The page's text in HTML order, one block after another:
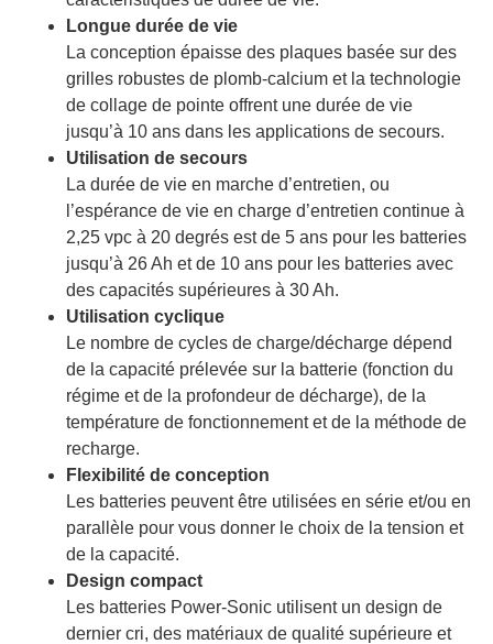
Longue durée de vie
La conception épaisse des plaques basée sur des
grilles robustes de plomb-calcium et la technologie
de collage de pointe offrent une durée de vie
jusqu’à 10 ans dans les applications de secours.
Utilisation de secours
La durée de vie en marche d’entretien, ou
l’espérance de vie en charge d’entretien continue à
2,25 vpc à 20 degrés est de 5 ans pour les batteries
jusqu’à 26 Ah et de 10 ans pour les batteries avec
des capacités supérieures à 30 Ah.
Utilisation cyclique
Le nombre de cycles de charge/décharge dépend
de la capacité prélevée sur la batterie (fonction du
régime et de la profondeur de décharge), de la
température de fonctionnement et de la méthode de
recharge.
Flexibilité de conception
Les batteries peuvent être utilisées en série et/ou en
parallèle pour vous donner le choix de la tension et
de la capacité.
Design compact
Les batteries Power-Sonic utilisent un design de
dernier cri, des matériaux de qualité supérieure et